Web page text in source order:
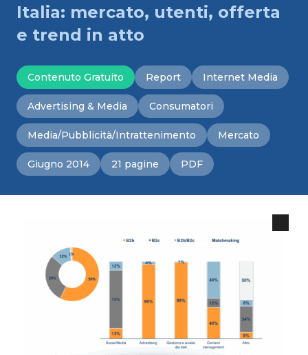
Italia: mercato, utenti, offerta
e trend in atto
Contenuto Gratuito Report Internet Media
Advertising & Media Consumatori
Media/Pubblicità/Intrattenimento Mercato
Giugno 2014 21 pagine PDF